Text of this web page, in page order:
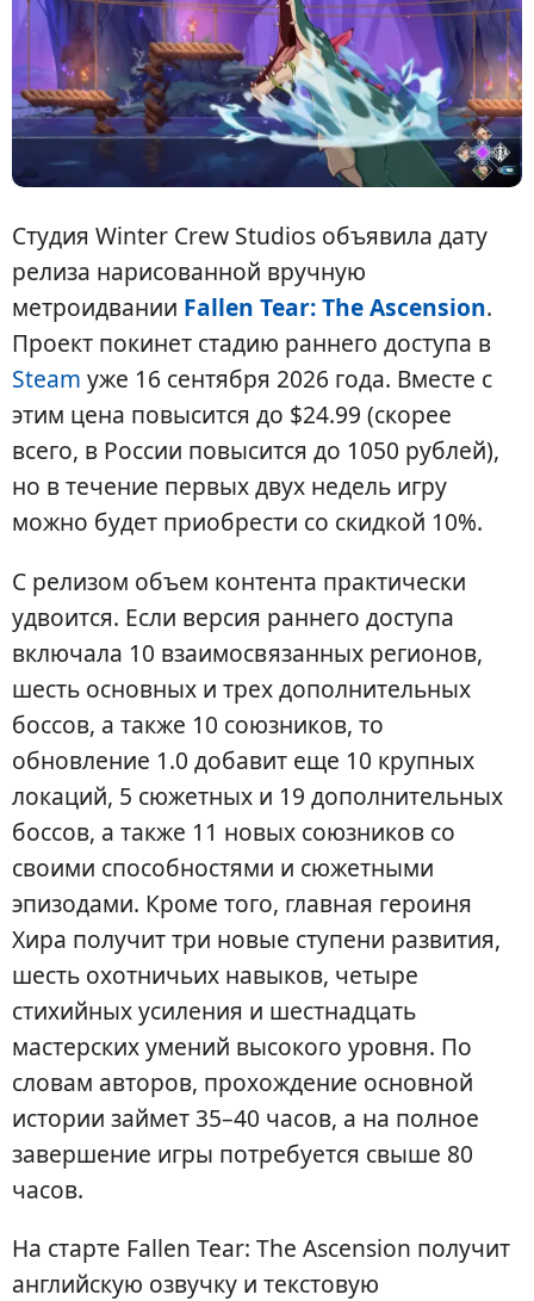
Студия Winter Crew Studios объявила дату
релиза нарисованной вручную
метроидвании Fallen Tear: The Ascension.
Проект покинет стадию раннего доступа в
Steam уже 16 сентября 2026 года. Вместе с
этим цена повысится до $24.99 (скорее
всего, в России повысится до 1050 рублей),
но в течение первых двух недель игру
можно будет приобрести со скидкой 10%.
С релизом объем контента практически
удвоится. Если версия раннего доступа
включала 10 взаимосвязанных регионов,
шесть основных и трех дополнительных
боссов, а также 10 союзников, то
обновление 1.0 добавит еще 10 крупных
локаций, 5 сюжетных и 19 дополнительных
боссов, а также 11 новых союзников со
своими способностями и сюжетными
эпизодами. Кроме того, главная героиня
Хира получит три новые ступени развития,
шесть охотничьих навыков, четыре
стихийных усиления и шестнадцать
мастерских умений высокого уровня. По
словам авторов, прохождение основной
истории займет 35–40 часов, а на полное
завершение игры потребуется свыше 80
часов.
На старте Fallen Tear: The Ascension получит
английскую озвучку и текстовую